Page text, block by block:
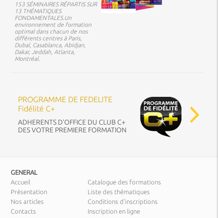
153 SÉMINAIRES RÉPARTIS SUR
13 THÉMATIQUES
FONDAMENTALES.Un
environnement de formation
optimal dans chacun de nos
différents centres à Paris,
Dubaï, Casablanca, Abidjan,
Dakar, Jeddah, Atlanta,
Montréal.
PROGRAMME DE FEDELITE
Fidélité C+
ADHERENTS D’OFFICE DU CLUB C+
DES VOTRE PREMIERE FORMATION
GENERAL
Accueil
Présentation
Nos articles
Contacts
Catalogue des formations
Liste des thématiques
Conditions d’inscriptions
Inscription en ligne